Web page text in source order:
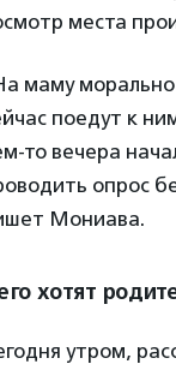
места
маму
поедут к
то вечера
опрос
Мониава.
хотят
утром,